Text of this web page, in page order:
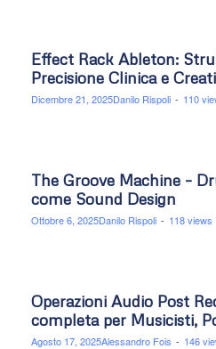
Effect Rack Ableton:
Precisione Clinica e
Dicembre 21, 2025Danilo Rispoli - 110
The Groove Machine –
come Sound Design
Ottobre 6, 2025Danilo Rispoli - 118 views
Operazioni Audio Post
completa per Musicisti,
Agosto 17, 2025Alessandro Fois - 146